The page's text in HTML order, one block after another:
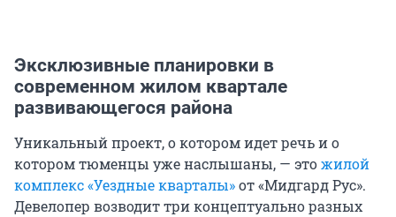
Эксклюзивные планировки в
современном жилом квартале
развивающегося района
Уникальный проект, о котором идет речь и о
котором тюменцы уже наслышаны, — этожилой
комплекс «Уездные кварталы»от «Мидгард Рус».
Девелопер возводит три концептуально разных